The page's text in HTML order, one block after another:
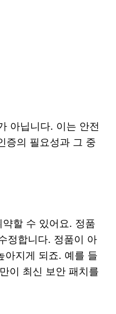
아닙니다. 이는 안전
증의 필요성과 그 중
할 수 있어요. 정품
정합니다. 정품이 아
아지게 되죠. 예를 들
이 최신 보안 패치를